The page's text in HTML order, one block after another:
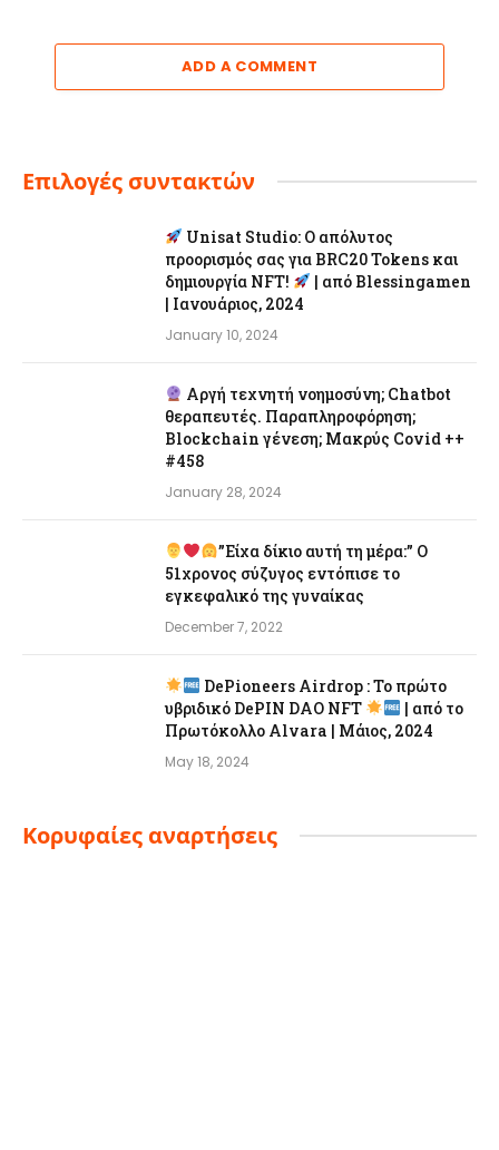
ADD A COMMENT
Επιλογές συντακτών
Unisat Studio: Ο απόλυτος
προορισμός σας για BRC20 Tokens και
δημιουργία NFT!
| από Blessingamen
| Ιανουάριος, 2024
January 10, 2024
Αργή τεχνητή νοημοσύνη; Chatbot
θεραπευτές. Παραπληροφόρηση;
Blockchain γένεση; Μακρύς Covid ++
#458
January 28, 2024
”Είχα δίκιο αυτή τη μέρα:” Ο
51χρονος σύζυγος εντόπισε το
εγκεφαλικό της γυναίκας
December 7, 2022
DePioneers Airdrop : Το πρώτο
υβριδικό DePIN DAO NFT
| από το
Πρωτόκολλο Alvara | Μάιος, 2024
May 18, 2024
Κορυφαίες αναρτήσεις